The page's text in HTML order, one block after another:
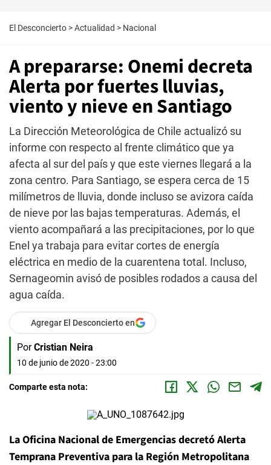
El Desconcierto >Actualidad > Nacional
A prepararse: Onemi decreta
Alerta por fuertes lluvias,
viento y nieve en Santiago
La Dirección Meteorológica de Chile actualizó su
informe con respecto al frente climático que ya
afecta al sur del país y que este viernes llegará a la
zona centro. Para Santiago, se espera cerca de 15
milímetros de lluvia, donde incluso se avizora caída
de nieve por las bajas temperaturas. Además, el
viento acompañará a las precipitaciones, por lo que
Enel ya trabaja para evitar cortes de energía
eléctrica en medio de la cuarentena total. Incluso,
Sernageomin avisó de posibles rodados a causa del
agua caída.
Agregar El Desconcierto en
Por Cristian Neira
10 de junio de 2020 - 23:00
Comparte esta nota:
La Oficina Nacional de Emergencias decretó Alerta
Temprana Preventiva para la Región Metropolitana